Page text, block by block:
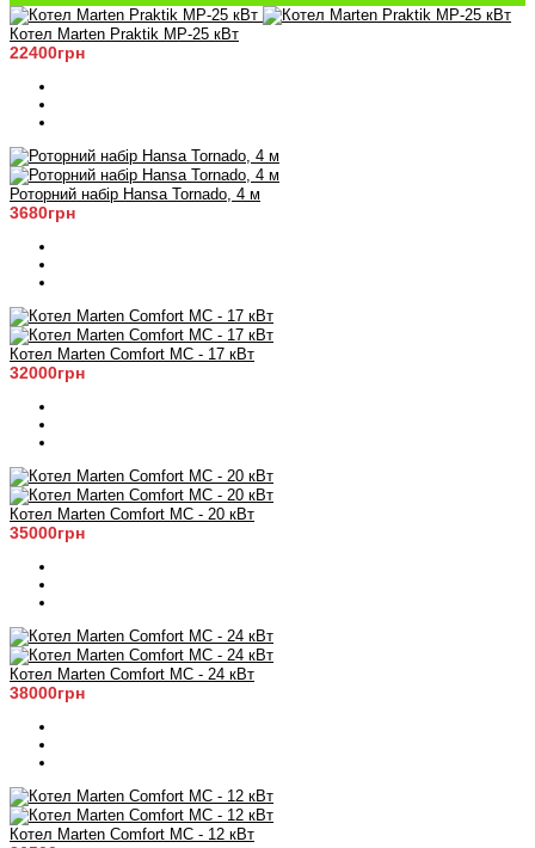
Котел Marten Praktik MP-25 кВт
22400грн
Роторний набір Hansa Tornado, 4 м
3680грн
Котел Marten Comfort MC - 17 кВт
32000грн
Котел Marten Comfort MC - 20 кВт
35000грн
Котел Marten Comfort MC - 24 кВт
38000грн
Котел Marten Comfort MC - 12 кВт